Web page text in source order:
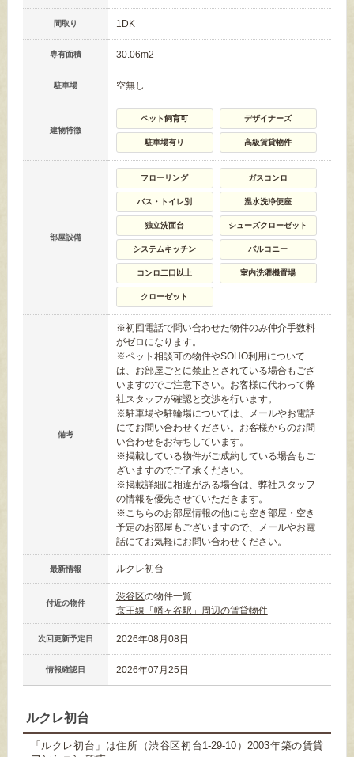
間取り 1DK
専有面積 30.06m2
駐車場 空無し
建物特徴
ペット飼育可 デザイナーズ
駐車場有り 高級賃貸物件
部屋設備
フローリング ガスコンロ
バス・トイレ別 温水洗浄便座
独立洗面台 シューズクローゼット
システムキッチン バルコニー
コンロ二口以上 室内洗濯機置場
クローゼット
備考
※初回電話で問い合わせた物件のみ仲介手数料
がゼロになります。
※ペット相談可の物件やSOHO利用について
は、お部屋ごとに禁止とされている場合もござ
いますのでご注意下さい。お客様に代わって弊
社スタッフが確認と交渉を行います。
※駐車場や駐輪場については、メールやお電話
にてお問い合わせください。お客様からのお問
い合わせをお待ちしています。
※掲載している物件がご成約している場合もご
ざいますのでご了承ください。
※掲載詳細に相違がある場合は、弊社スタッフ
の情報を優先させていただきます。
※こちらのお部屋情報の他にも空き部屋・空き
予定のお部屋もございますので、メールやお電
話にてお気軽にお問い合わせください。
最新情報 ルクレ初台
付近の物件
渋谷区の物件一覧
京王線「幡ヶ谷駅」周辺の賃貸物件
次回更新予定日 2026年08月08日
情報確認日 2026年07月25日
ルクレ初台
「ルクレ初台」は住所（渋谷区初台1-29-10）2003年築の賃貸